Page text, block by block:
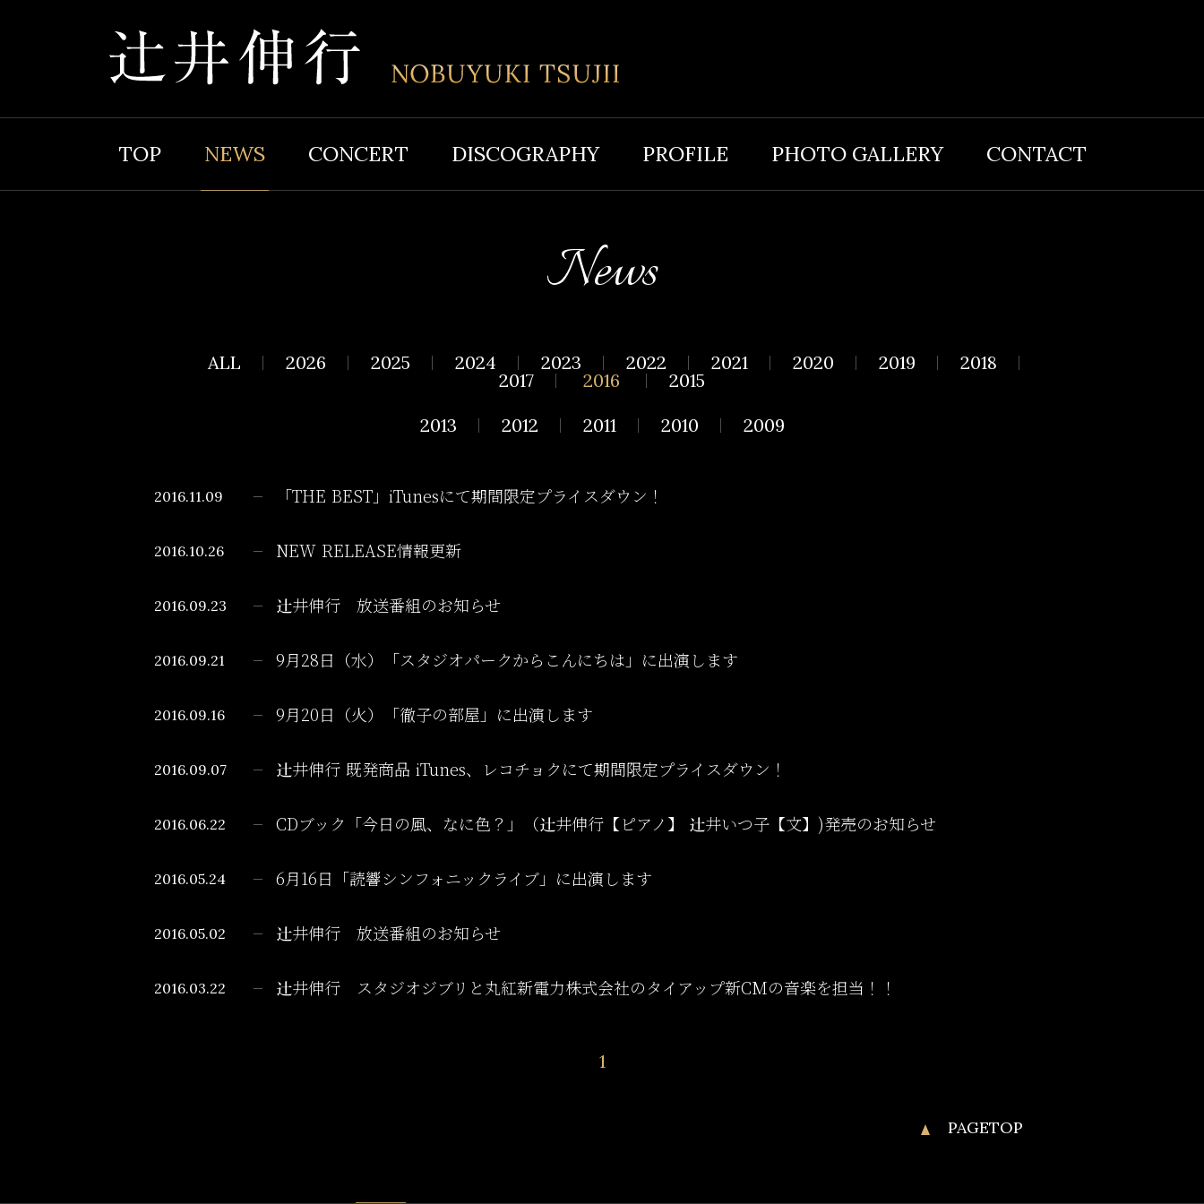
TOP NEWS CONCERT DISCOGRAPHY PROFILE PHOTO GALLERY CONTACT
News
ALL 2026 2025 2024 2023 2022 2021 2020 2019
2018
2017
2016
2015
2013
2012 2011 2010 2009
2016.11.09 「THE BEST」iTunesにて期間限定プライスダウン！
2016.10.26 NEW RELEASE情報更新
2016.09.23 辻井伸行 放送番組のお知らせ
2016.09.21 9月28日（水）「スタジオパークからこんにちは」に出演します
2016.09.16 9月20日（火）「徹子の部屋」に出演します
2016.09.07 辻井伸行 既発商品 iTunes、レコチョクにて期間限定プライスダウン！
2016.06.22 CDブック「今日の風、なに色？」（辻井伸行【ピアノ】 辻井いつ子【文】)発売のお知らせ
2016.05.24 6月16日「読響シンフォニックライブ」に出演します
2016.05.02 辻井伸行 放送番組のお知らせ
2016.03.22 辻井伸行 スタジオジブリと丸紅新電力株式会社のタイアップ新CMの音楽を担当！！
1
PAGETOP